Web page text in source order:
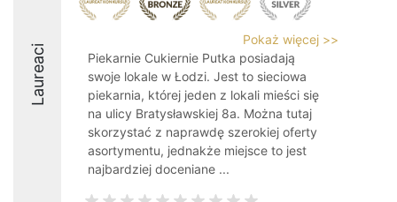
Laureaci
Pokaż więcej >>
Piekarnie Cukiernie Putka posiadają
swoje lokale w Łodzi. Jest to sieciowa
piekarnia, której jeden z lokali mieści się
na ulicy Bratysławskiej 8a. Można tutaj
skorzystać z naprawdę szerokiej oferty
asortymentu, jednakże miejsce to jest
najbardziej doceniane ...